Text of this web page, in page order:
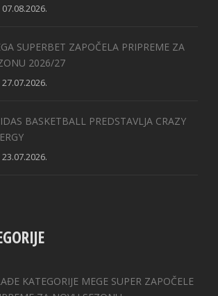
07.08.2026.
SUPERBET ZAPOČELA PRIPREME ZA
2026/27
27.07.2026.
BASKETBALL PREDSTAVLJA CRAZY
23.07.2026.
KATEGORIJE MEGE SUPER ZAPOČELE